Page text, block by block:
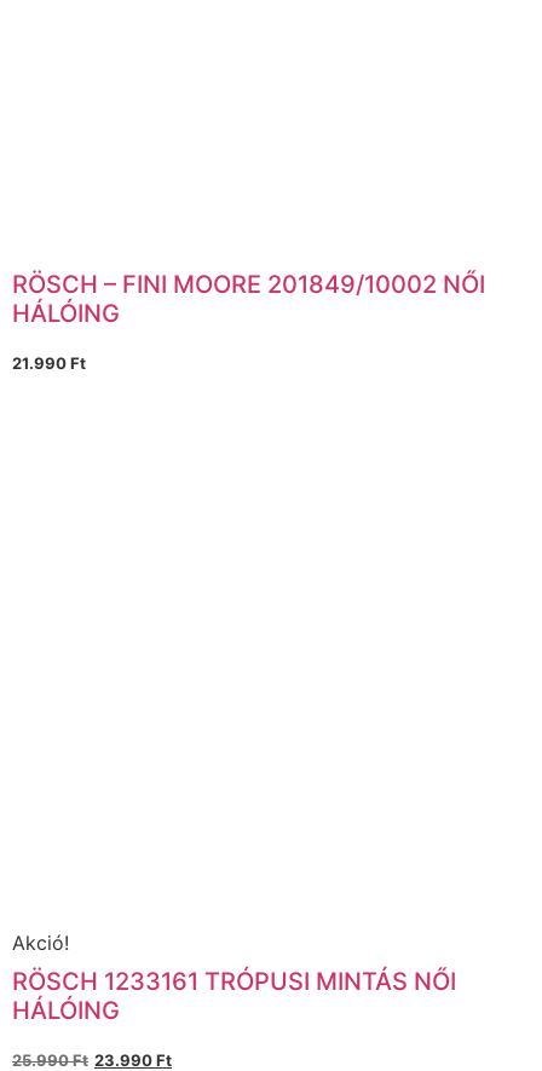
RÖSCH – FINI MOORE 201849/10002 NŐI
HÁLÓING
21.990Ft
Akció!
RÖSCH 1233161 TRÓPUSI MINTÁS NŐI
HÁLÓING
25.990Ft 23.990Ft